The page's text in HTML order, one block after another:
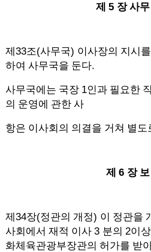
제 5 장 사
제33조(사무국) 이사장의 지시
하여 사무국을 둔다.
사무국에는 국장 1인과 필요한
의 운영에 관한 사
항은 이사회의 의결을 거쳐 별도
제 6 장
제34장(정관의 개정) 이 정관을
사회에서 재적 이사 3 분의 2이
화체육관광부장관의 허가를 받